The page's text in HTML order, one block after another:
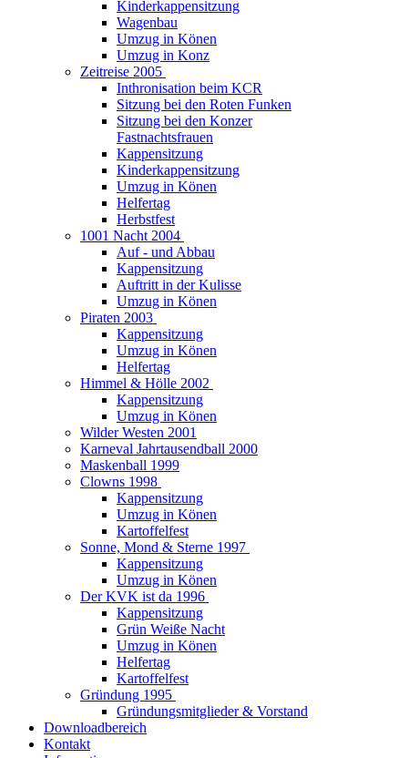
Kinderkappensitzung
Wagenbau
Umzug in Könen
Umzug in Konz
Zeitreise 2005
Inthronisation beim KCR
Sitzung bei den Roten Funken
Sitzung bei den Konzer
Fastnachtsfrauen
Kappensitzung
Kinderkappensitzung
Umzug in Könen
Helfertag
Herbstfest
1001 Nacht 2004
Auf - und Abbau
Kappensitzung
Auftritt in der Kulisse
Umzug in Könen
Piraten 2003
Kappensitzung
Umzug in Könen
Helfertag
Himmel & Hölle 2002
Kappensitzung
Umzug in Könen
Wilder Westen 2001
Karneval Jahrtausendball 2000
Maskenball 1999
Clowns 1998
Kappensitzung
Umzug in Könen
Kartoffelfest
Sonne, Mond & Sterne 1997
Kappensitzung
Umzug in Könen
Der KVK ist da 1996
Kappensitzung
Grün Weiße Nacht
Umzug in Könen
Helfertag
Kartoffelfest
Gründung 1995
Gründungsmitglieder & Vorstand
Downloadbereich
Kontakt